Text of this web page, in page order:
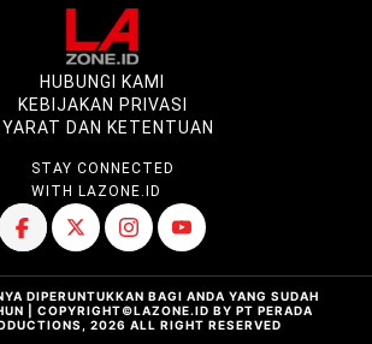
HUBUNGI KAMI
KEBIJAKAN PRIVASI
DAN KETENTUAN
STAY CONNECTED
WITH LAZONE.ID
DIPERUNTUKKAN BAGI ANDA YANG SUDAH
| COPYRIGHT©LAZONE.ID BY PT PERADA
2026 ALL RIGHT RESERVED